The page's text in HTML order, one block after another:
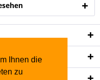
Ihnen die
zu